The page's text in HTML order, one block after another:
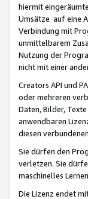
hiermit
Umsätze auf eine
Verbindung mit
unmittelbarem
Nutzung der
nicht mit einer
Creators API und
oder mehreren
Daten, Bilder,
anwendbaren
diesen
Sie dürfen den
verletzen. Sie
maschinelles
Die Lizenz endet